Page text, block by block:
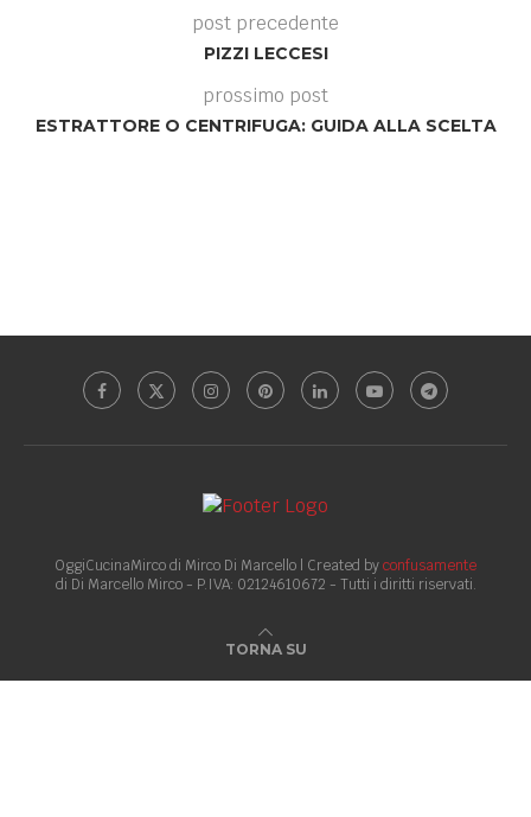
post precedente
PIZZI LECCESI
prossimo post
ESTRATTORE O CENTRIFUGA: GUIDA ALLA SCELTA
OggiCucinaMirco di Mirco Di Marcello | Created byconfusamente
di Di Marcello Mirco - P.IVA: 02124610672 - Tutti i diritti riservati.
TORNA SU